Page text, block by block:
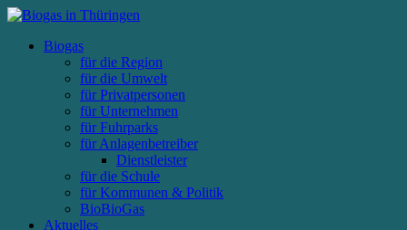
Biogas
für die Region
für die Umwelt
für Privatpersonen
für Unternehmen
für Fuhrparks
für Anlagenbetreiber
Dienstleister
für die Schule
für Kommunen & Politik
BioBioGas
Aktuelles